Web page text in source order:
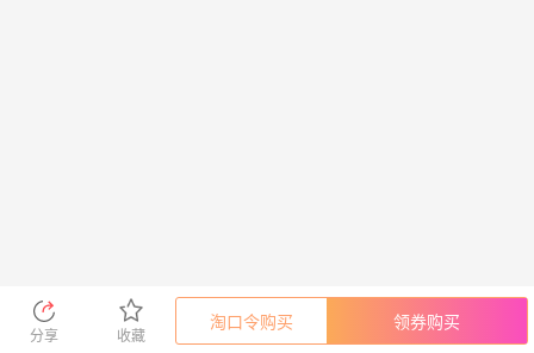
分享 收藏
淘口令购买 领券购买